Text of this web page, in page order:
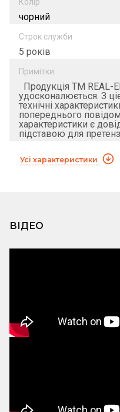
чорний
Строк служби
5 років
Примітки:
Продукція ТМ REAL-
удосконалюється. З
технічні
попереднього
характеристики є
підставою для
Усі характеристики
ВІДЕО